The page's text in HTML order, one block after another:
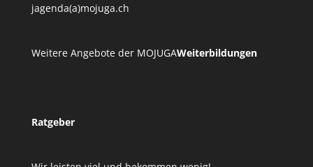
jagenda(a)mojuga.ch
Weitere Angebote der MOJUGAWeiterbildungen
Ratgeber